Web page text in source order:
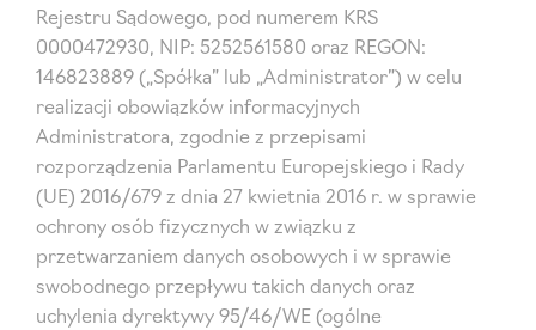
Rejestru Sądowego, pod numerem KRS
0000472930, NIP: 5252561580 oraz REGON:
146823889 („Spółka” lub „Administrator”) w celu
realizacji obowiązków informacyjnych
Administratora, zgodnie z przepisami
rozporządzenia Parlamentu Europejskiego i Rady
(UE) 2016/679 z dnia 27 kwietnia 2016 r. w sprawie
ochrony osób fizycznych w związku z
przetwarzaniem danych osobowych i w sprawie
swobodnego przepływu takich danych oraz
uchylenia dyrektywy 95/46/WE (ogólne